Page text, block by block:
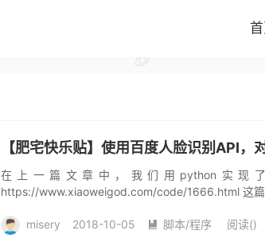
【肥宅快乐贴】使用百度人脸识别API，
在上一篇文章中，我们用python实现
https://www.xiaoweigod.com/code/1666.html 这篇
misery 2018-10-05  脚本/程序 阅读()